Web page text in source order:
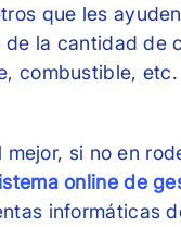
que les
la cantidad de
combustible, etc.
si no en
online de
informáticas